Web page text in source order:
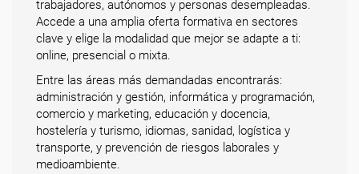
trabajadores, autónomos y personas desempleadas.
Accede a una amplia oferta formativa en sectores
clave y elige la modalidad que mejor se adapte a ti:
online, presencial o mixta.
Entre las áreas más demandadas encontrarás:
administración y gestión, informática y programación,
comercio y marketing, educación y docencia,
hostelería y turismo, idiomas, sanidad, logística y
transporte, y prevención de riesgos laborales y
medioambiente.